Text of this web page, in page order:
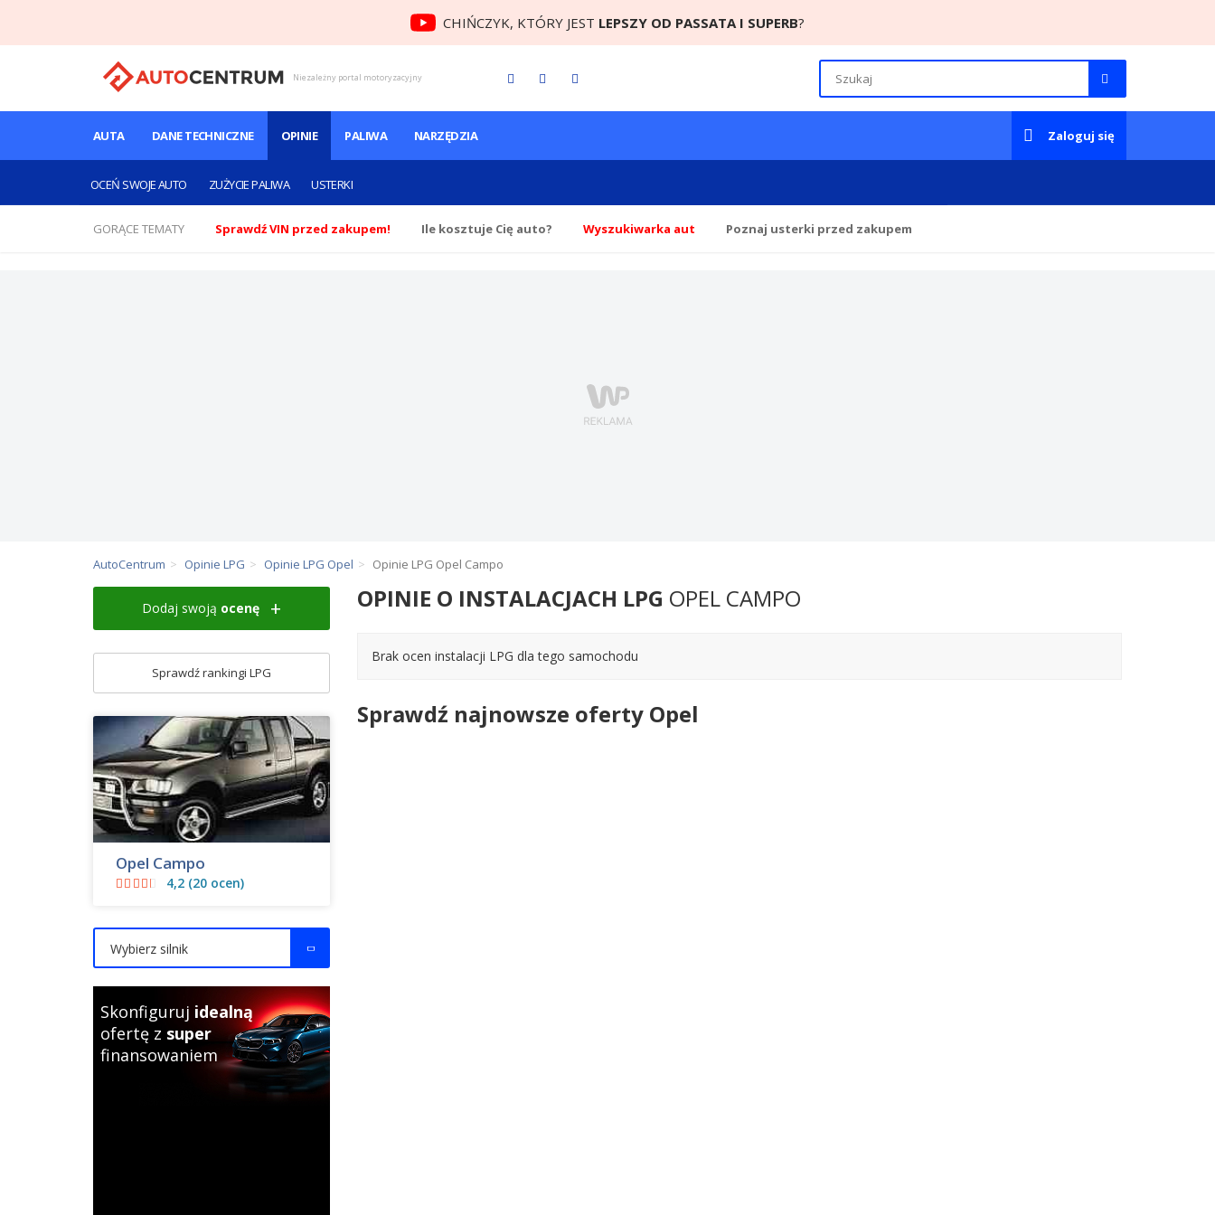
CHIŃCZYK, KTÓRY JEST LEPSZY OD PASSATA I SUPERB?
Niezależny portal motoryzacyjny
AUTA DANE TECHNICZNE OPINIE
OCEŃ SWOJE AUTO ZUŻYCIE PALIWA USTERKI
PALIWA NARZĘDZIA Zaloguj się
GORĄCE TEMATY Sprawdź VIN przed zakupem! Ile kosztuje Cię auto? Wyszukiwarka aut Poznaj usterki przed zakupem
AutoCentrum Opinie LPG Opinie LPG Opel Opinie LPG Opel Campo
OPINIE O INSTALACJACH LPG OPEL CAMPO
Brak ocen instalacji LPG dla tego samochodu
Sprawdź najnowsze oferty Opel
Dodaj swoją ocenę
Sprawdź rankingi LPG
Opel Campo
4,2 (20 ocen)
Wybierz silnik
Skonfiguruj idealną
ofertę z super
finansowaniem